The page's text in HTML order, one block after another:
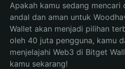
Apakah kamu sedang
andal dan aman untuk
Wallet akan menjadi pilihan
oleh 40 juta pengguna, kamu
menjelajahi Web3 di Bitget
kamu sekarang!